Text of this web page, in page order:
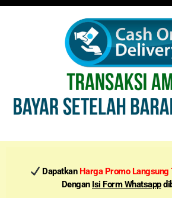
Dapatkan Harga Promo Langsung
Dengan Isi Form Whatsapp